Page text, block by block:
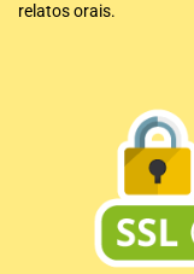
relatos orais.